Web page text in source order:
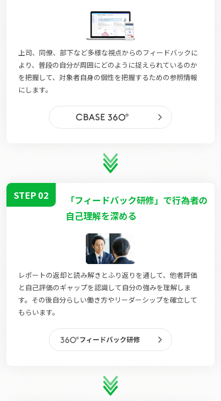
上司、同僚、部下など多様な視点からのフィードバックに
より、普段の自分が周囲にどのように捉えられているのか
を把握して、対象者自身の個性を把握するための参照情報
にします。
STEP 02
「フィードバック研修」で行為者の
自己理解を深める
レポートの返却と読み解きとふり返りを通して、他者評価
と自己評価のギャップを認識して自分の強みを理解しま
す。その後自分らしい働き方やリーダーシップを確立して
もらいます。